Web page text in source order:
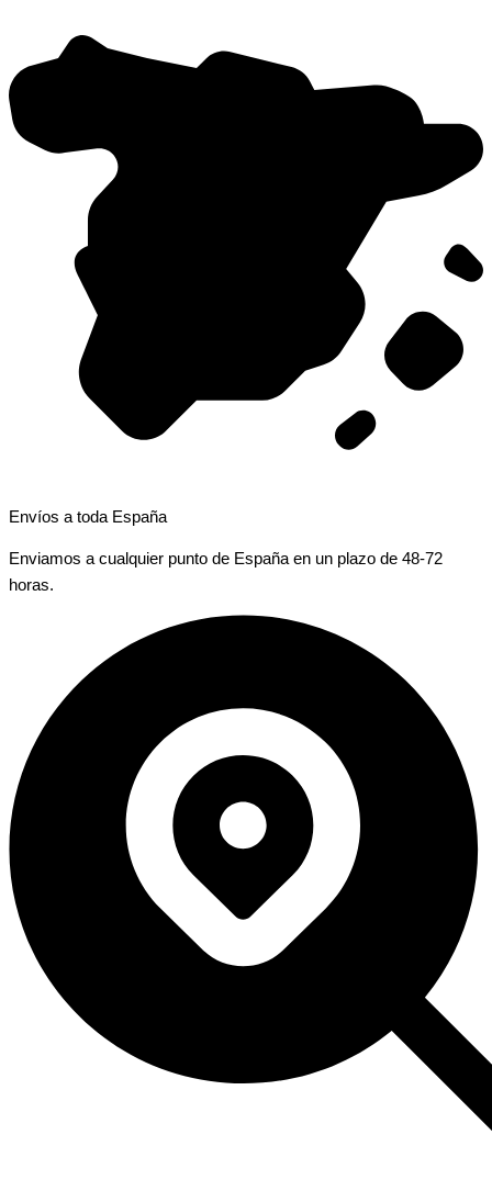
Envíos a toda España
Enviamos a cualquier punto de España en un plazo de 48-72
horas.